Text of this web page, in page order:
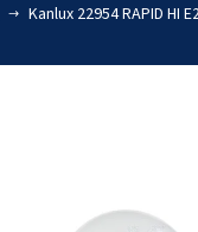
Kanlux 22954 RAPID HI